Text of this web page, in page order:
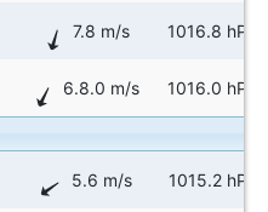
7.8 m/s 1016.8 hPa
6.8.0 m/s 1016.0 hPa
5.6 m/s 1015.2 hPa